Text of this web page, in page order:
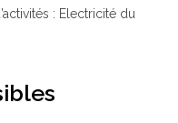
: Electricité du